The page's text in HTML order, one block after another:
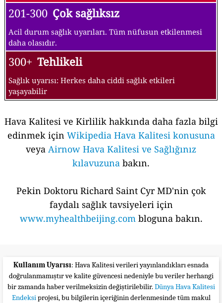
201-300 Çok sağlıksız
Acil durum sağlık uyarıları. Tüm nüfusun etkilenmesi
daha olasıdır.
300+ Tehlikeli
Sağlık uyarısı: Herkes daha ciddi sağlık etkileri
yaşayabilir
Hava Kalitesi ve Kirlilik hakkında daha fazla bilgi
edinmek için Wikipedia Hava Kalitesi konusuna
veya Airnow Hava Kalitesi ve Sağlığınız
kılavuzuna bakın.
Pekin Doktoru Richard Saint Cyr MD'nin çok
faydalı sağlık tavsiyeleri için
www.myhealthbeijing.combloguna bakın.
Kullanım Uyarısı: Hava Kalitesi verileri yayınlandıkları esnada
doğrulanmamıştır ve kalite güvencesi nedeniyle bu veriler herhangi
bir zamanda haber verilmeksizin değiştirilebilir.Dünya Hava Kalitesi
Endeksiprojesi, bu bilgilerin içeriğinin derlenmesinde tüm makul